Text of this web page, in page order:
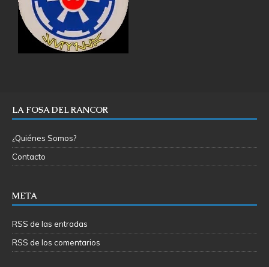
LA FOSA DEL RANCOR
¿Quiénes Somos?
Contacto
META
RSS de las entradas
RSS de los comentarios